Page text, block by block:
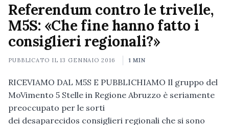
Referendum contro le trivelle,
M5S: «Che fine hanno fatto i
consiglieri regionali?»
PUBBLICATO IL13 GENNAIO 2016 1 MIN
RICEVIAMO DAL M5S E PUBBLICHIAMO Il gruppo del
MoVimento 5 Stelle in Regione Abruzzo è seriamente
preoccupato per le sorti
dei desaparecidos consiglieri regionali che si sono